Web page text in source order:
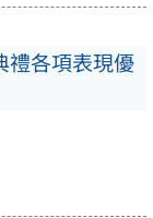
禮各項表現優